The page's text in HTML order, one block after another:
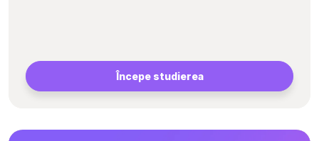
Începe studierea